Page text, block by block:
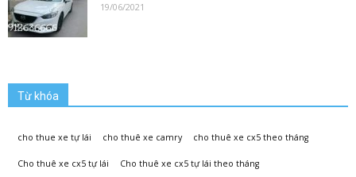
19/06/2021
Từ khóa
cho thue xe tự lái cho thuê xe camry cho thuê xe cx5 theo tháng
Cho thuê xe cx5 tự lái Cho thuê xe cx5 tự lái theo tháng